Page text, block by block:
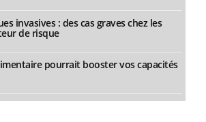
invasives : des cas graves chez les
de risque
pourrait booster vos capacités